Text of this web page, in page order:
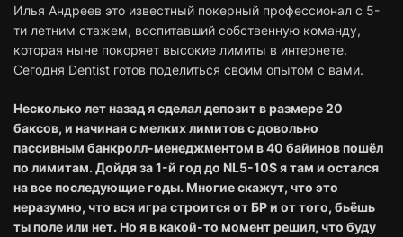
Илья Андреев это известный покерный профессионал с 5-
ти летним стажем, воспитавший собственную команду,
которая ныне покоряет высокие лимиты в интернете.
Сегодня Dentist готов поделиться своим опытом с вами.
Несколько лет назад я сделал депозит в размере 20
баксов, и начиная с мелких лимитов с довольно
пассивным банкролл-менеджментом в 40 байинов пошёл
по лимитам. Дойдя за 1-й год до NL5-10$ я там и остался
на все последующие годы. Многие скажут, что это
неразумно, что вся игра строится от БР и от того, бьёшь
ты поле или нет. Но я в какой-то момент решил, что буду